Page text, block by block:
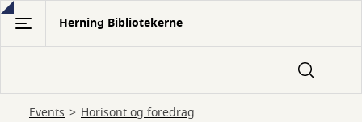
Gå
hovedindhold
Herning Bibliotekerne
Events Horisont og foredrag